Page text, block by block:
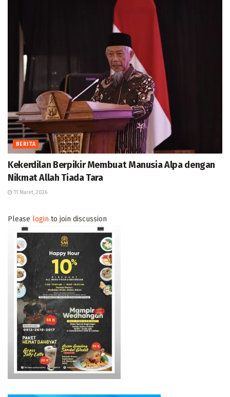
BERITA
Kekerdilan Berpikir Membuat Manusia Alpa dengan
Nikmat Allah Tiada Tara
11 Maret, 2026
Please login to join discussion